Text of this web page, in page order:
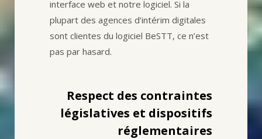
interface web et notre logiciel. Si la
plupart des agences d’intérim digitales
sont clientes du logiciel BeSTT, ce n’est
pas par hasard.
Respect des contraintes
législatives et dispositifs
réglementaires